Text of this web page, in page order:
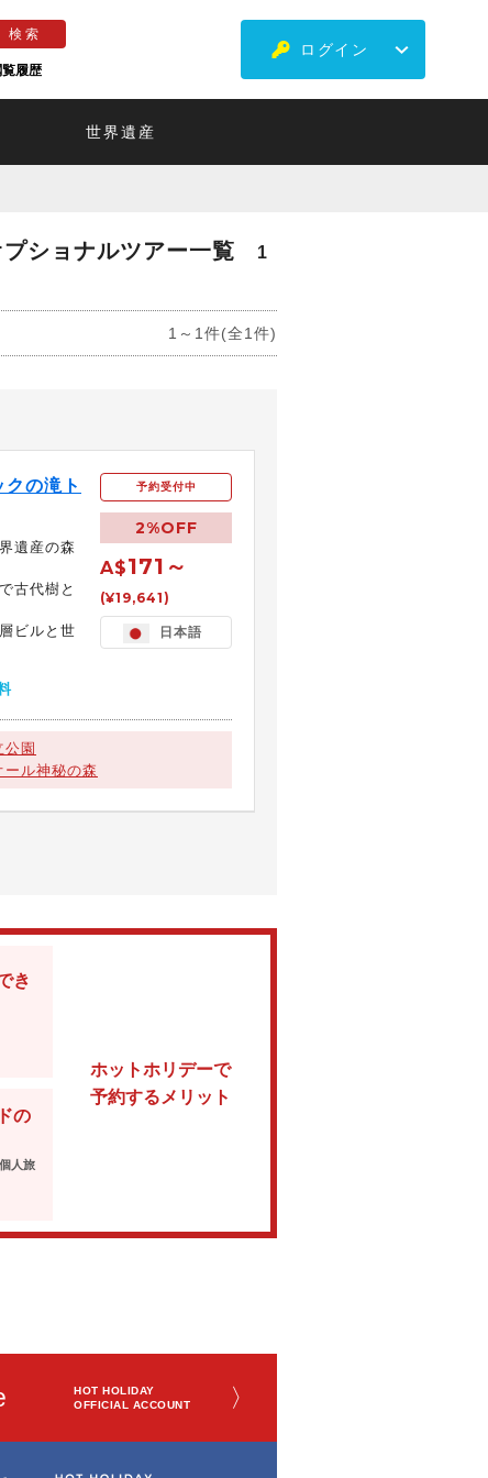
覧履歴
ログイン
世界遺産
ショナルツアー一覧
1
1～1件(全1件)
の滝ト
遺産の森
古代樹と
ビルと世
予約受付中
2%OFF
A$171～
(¥19,641)
日本語
園
ル神秘の森
ホットホリデーで
予約するメリット
き
の
人旅
HOT HOLIDAY
OFFICIAL ACCOUNT
〉